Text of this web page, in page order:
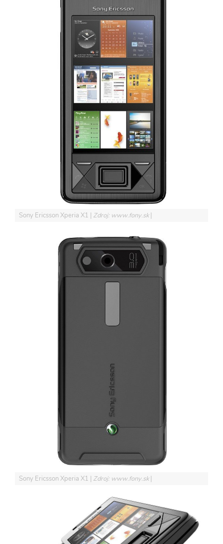
Sony Ericsson Xperia X1 Zdroj: www.fony.sk
Sony Ericsson Xperia X1 Zdroj: www.fony.sk